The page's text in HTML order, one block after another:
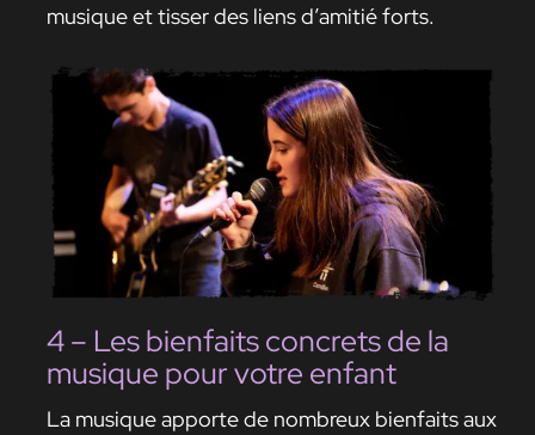
musique et tisser des liens d’amitié forts.
4 – Les bienfaits concrets de la
musique pour votre enfant
La musique apporte de nombreux bienfaits aux